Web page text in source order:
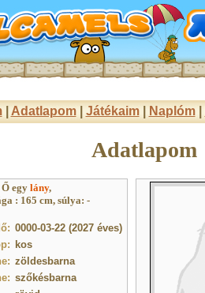
| Adatlapom| Játékaim| Naplóm|
Adatlapom
Ő egy lány,
: 165 cm, súlya: -
0000-03-22 (2027 éves)
kos
zöldesbarna
szőkésbarna